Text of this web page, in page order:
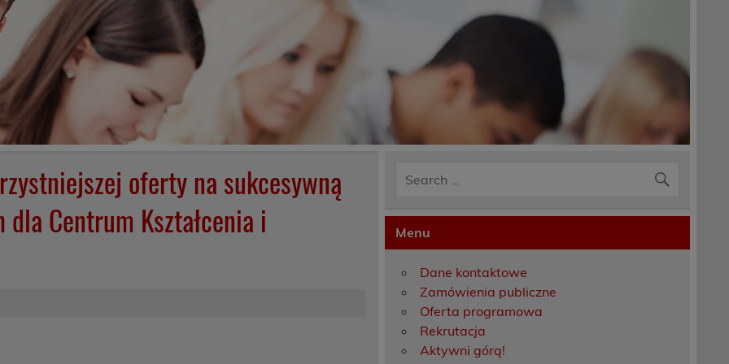
oferty na sukcesywną
Centrum Kształcenia i
Menu
Dane kontaktowe
Zamówienia publiczne
Oferta programowa
Rekrutacja
Aktywni górą!